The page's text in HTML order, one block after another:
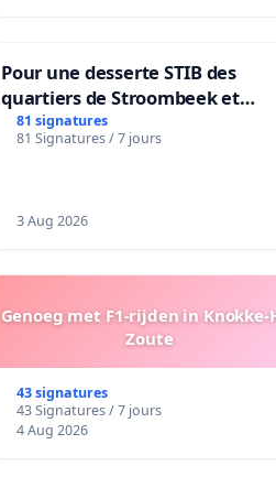
Pour une desserte STIB des
quartiers de Stroombeek et
Beauval - Voor een MIVB-
bediening van de wijken
81 signatures
81 Signatures / 7 jours
3 Aug 2026
Genoeg met F1-rijden in Knokke-
Zoute
43 signatures
43 Signatures / 7 jours
4 Aug 2026